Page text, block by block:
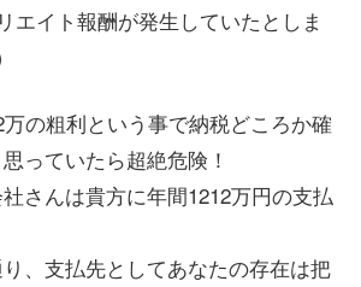
エイト報酬が発生していたとしま
の粗利という事で納税どころか確
っていたら超絶危険！
さんは貴方に年間1212万円の支払
、支払先としてあなたの存在は把